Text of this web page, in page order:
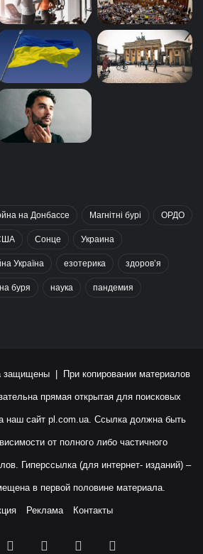
на Донбассе Магнітні бурі ОРДО
Сонце Украина
Україна езотерика здоров’я
буря наука пандемия
защищены | При копировании материалов
прямая открытая для поисковых
наш сайт pl.com.ua. Ссылка должна быть
от полного либо частичного
Гиперссылка (для интернет- изданий) –
в первой половине материала.
Реклама Контакты
YouTubeInstagram